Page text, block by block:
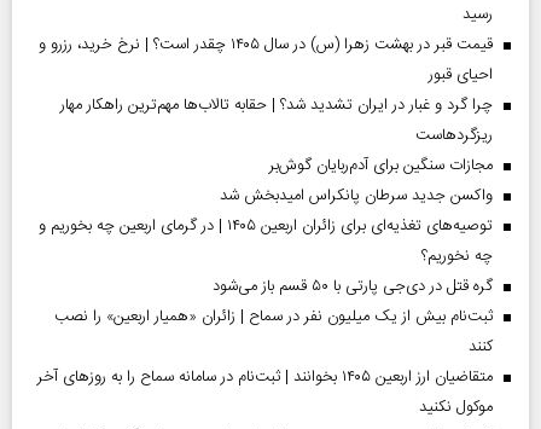
رسید
قیمت قبر در بهشت زهرا (س) در سال ۱۴۰۵ چقدر است؟ | نرخ خرید، رزرو و
احیای قبور
چرا گرد و غبار در ایران تشدید شد؟ | حقابه تالاب‌ها مهم‌ترین راهکار مهار
ریزگردهاست
مجازات سنگین برای آدم‌ربایان گوش‌بر
واکسن جدید سرطان پانکراس امیدبخش شد
توصیه‌های تغذیه‌ای برای زائران اربعین ۱۴۰۵ | در گرمای اربعین چه بخوریم و
چه نخوریم؟
گره قتل در دی‌جی پارتی با ۵۰ قسم باز می‌شود
ثبت‌نام بیش از یک میلیون نفر در سماح | زائران «همیار اربعین» را نصب
کنند
متقاضیان ارز اربعین ۱۴۰۵ بخوانند | ثبت‌نام در سامانه سماح را به روز‌های آخر
موکول نکنید